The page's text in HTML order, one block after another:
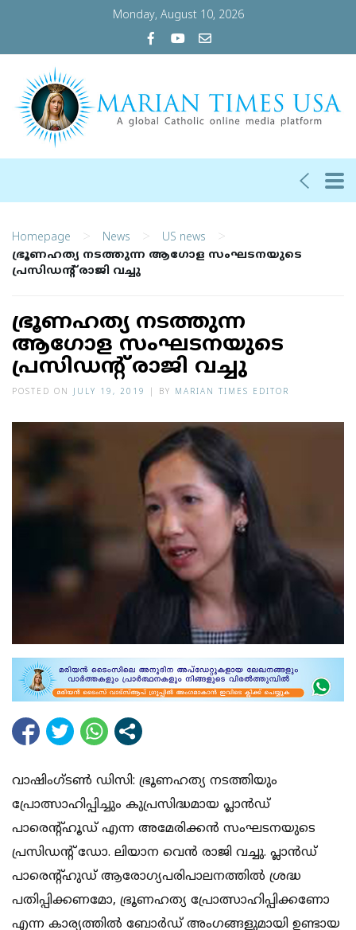
Monday, August 10, 2026
Homepage > News > US news >
ഭ്രൂണഹത്യ നടത്തുന്ന ആഗോള സംഘടനയുടെ
പ്രസിഡന്റ് രാജി വച്ചു
ഭ്രൂണഹത്യ നടത്തുന്ന
ആഗോള സംഘടനയുടെ
പ്രസിഡന്റ് രാജി വച്ചു
POSTED ON JULY 19, 2019 BY MARIAN TIMES EDITOR
വാഷിംഗ്ടണ്‍ ഡിസി: ഭ്രൂണഹത്യ നടത്തിയും
പ്രോത്സാഹിപ്പിച്ചും കുപ്രസിദ്ധമായ പ്ലാന്‍ഡ്
പാരെന്റ്ഹൂഡ് എന്ന അമേരിക്കന്‍ സംഘടനയുടെ
പ്രസിഡന്റ് ഡോ. ലിയാന വെന്‍ രാജി വച്ചു. പ്ലാന്‍ഡ്
പാരെന്റ്ഹുഡ് ആരോഗ്യപരിപാലനത്തില്‍ ശ്രദ്ധ
പതിപ്പിക്കണമോ, ഭ്രൂണഹത്യ പ്രോത്സാഹിപ്പിക്കണോ
എന്ന കാര്യത്തില്‍ ബോര്‍ഡ് അംഗങ്ങളുമായി ഉണ്ടായ